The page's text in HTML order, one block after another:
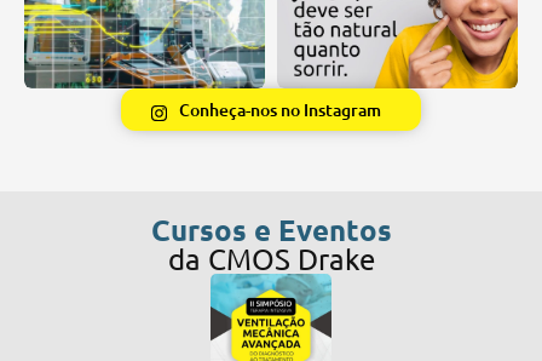
Conheça-nos no Instagram
Cursos e Eventos
da CMOS Drake